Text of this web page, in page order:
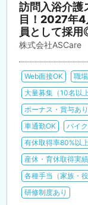
訪問入浴介護
目！2027年4
員として採
株式会社ASCare
Web面接OK
職
大量募集（10名以上
ボーナス・賞与あり
車通勤OK
バイ
有休取得率80%以
産休・育休取得実
各種手当（家族・
研修制度あり